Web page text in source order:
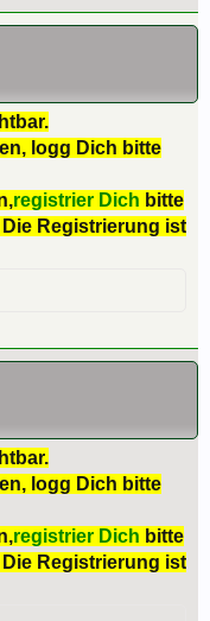
logg Dich bitte
registrier Dich bitte
Registrierung ist
logg Dich bitte
registrier Dich bitte
Registrierung ist